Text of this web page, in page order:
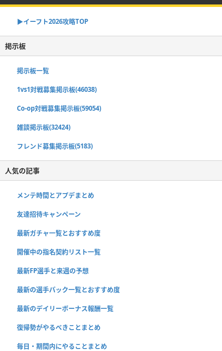
▶イーフト2026攻略TOP
掲示板
掲示板一覧
1vs1対戦募集掲示板(46038)
Co-op対戦募集掲示板(59054)
雑談掲示板(32424)
フレンド募集掲示板(5183)
人気の記事
メンテ時間とアプデまとめ
友達招待キャンペーン
最新ガチャ一覧とおすすめ度
開催中の指名契約リスト一覧
最新FP選手と来週の予想
最新の選手パック一覧とおすすめ度
最新のデイリーボーナス報酬一覧
復帰勢がやるべきことまとめ
毎日・期間内にやることまとめ